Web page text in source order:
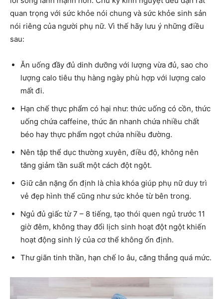
quan trọng với sức khỏe nói chung và sức khỏe sinh sản
nói riêng của người phụ nữ. Vì thế hãy lưu ý những điều
sau:
Ăn uống đầy đủ dinh dưỡng với lượng vừa đủ, sao cho
lượng calo tiêu thụ hàng ngày phù hợp với lượng calo
mất đi.
Hạn chế thực phẩm có hại như: thức uống có cồn, thức
uống chứa caffeine, thức ăn nhanh chứa nhiều chất
béo hay thực phẩm ngọt chứa nhiều đường.
Nên tập thể dục thường xuyên, điều độ, không nên
tăng giảm tần suất một cách đột ngột.
Giữ cân nặng ổn định là chìa khóa giúp phụ nữ duy trì
vẻ đẹp hình thể cũng như sức khỏe từ bên trong.
Ngủ đủ giấc từ 7 – 8 tiếng, tạo thói quen ngủ trước 11
giờ đêm, không thay đổi lịch sinh hoạt đột ngột khiến
hoạt động sinh lý của cơ thể không ổn định.
Thư giãn tinh thần, hạn chế lo âu, căng thẳng quá mức.